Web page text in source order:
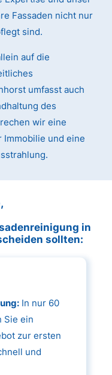
Fassaden nicht nur
sind.
auf die
umfasst auch
des
wir eine
und eine
in
sollten:
In nur 60
Sie ein
zur ersten
und